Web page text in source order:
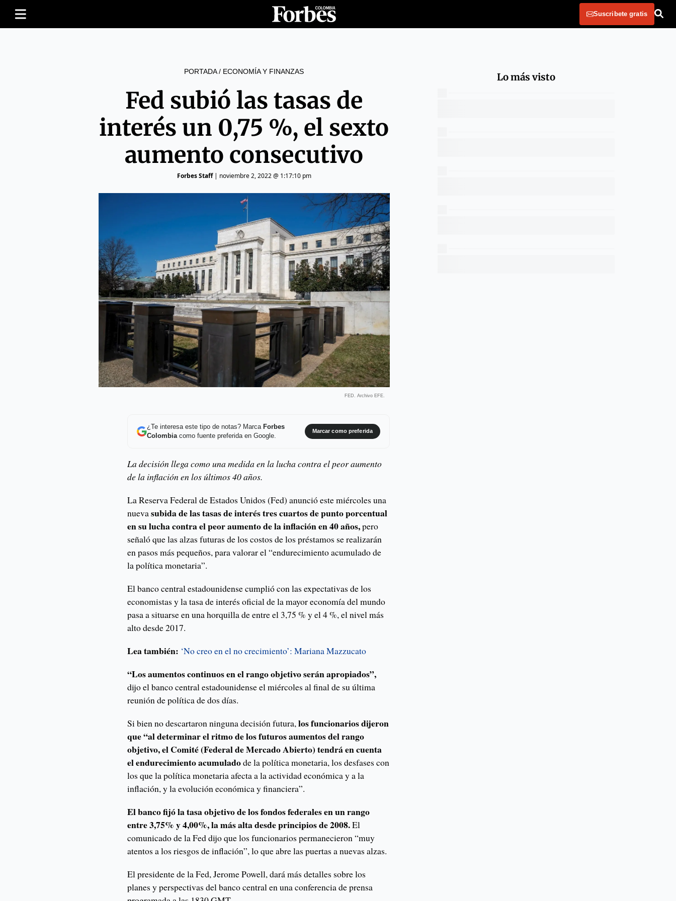
Suscribete gratis
PORTADA/ ECONOMÍA Y FINANZAS
Fed subió las tasas de
interés un 0,75 %, el sexto
aumento consecutivo
Forbes Staff| noviembre 2, 2022 @ 1:17:10 pm
FED. Archivo EFE.
¿Te interesa este tipo de notas? Marca Forbes
Colombiacomo fuente preferida en Google.
Marcar como preferida
La decisión llega como una medida en la lucha contra el peor aumento
de la inflación en los últimos 40 años.
La Reserva Federal de Estados Unidos (Fed) anunció este miércoles una
nuevasubida de las tasas de interés tres cuartos de punto porcentual
en su lucha contra el peor aumento de la inflación en 40 años,pero
señaló que las alzas futuras de los costos de los préstamos se realizarán
en pasos más pequeños, para valorar el “endurecimiento acumulado de
la política monetaria”.
El banco central estadounidense cumplió con las expectativas de los
economistas y la tasa de interés oficial de la mayor economía del mundo
pasa a situarse en una horquilla de entre el 3,75 % y el 4 %, el nivel más
alto desde 2017.
Lea también: ‘No creo en el no crecimiento’: Mariana Mazzucato
“Los aumentos continuos en el rango objetivo serán apropiados”,
dijo el banco central estadounidense el miércoles al final de su última
reunión de política de dos días.
Si bien no descartaron ninguna decisión futura,los funcionarios dijeron
que “al determinar el ritmo de los futuros aumentos del rango
objetivo, el Comité (Federal de Mercado Abierto) tendrá en cuenta
el endurecimiento acumuladode la política monetaria, los desfases con
los que la política monetaria afecta a la actividad económica y a la
inflación, y la evolución económica y financiera”.
El banco fijó la tasa objetivo de los fondos federales en un rango
entre 3,75% y 4,00%, la más alta desde principios de 2008.El
comunicado de la Fed dijo que los funcionarios permanecieron “muy
atentos a los riesgos de inflación”, lo que abre las puertas a nuevas alzas.
El presidente de la Fed, Jerome Powell, dará más detalles sobre los
planes y perspectivas del banco central en una conferencia de prensa
Lo más visto